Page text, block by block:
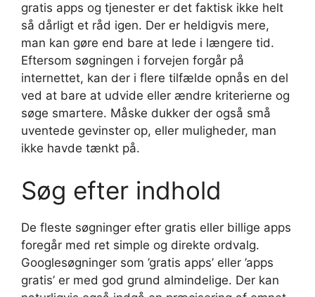
gratis apps og tjenester er det faktisk ikke helt
så dårligt et råd igen. Der er heldigvis mere,
man kan gøre end bare at lede i længere tid.
Eftersom søgningen i forvejen forgår på
internettet, kan der i flere tilfælde opnås en del
ved at bare at udvide eller ændre kriterierne og
søge smartere. Måske dukker der også små
uventede gevinster op, eller muligheder, man
ikke havde tænkt på.
Søg efter indhold
De fleste søgninger efter gratis eller billige apps
foregår med ret simple og direkte ordvalg.
Googlesøgninger som ’gratis apps’ eller ’apps
gratis’ er med god grund almindelige. Der kan